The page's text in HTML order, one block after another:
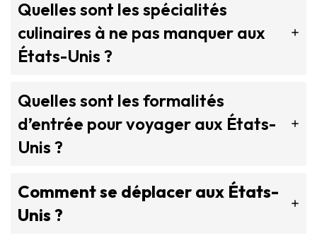
Quelles sont les spécialités
culinaires à ne pas manquer aux
États-Unis ?
Quelles sont les formalités
d’entrée pour voyager aux États-
Unis ?
Comment se déplacer aux États-
Unis ?